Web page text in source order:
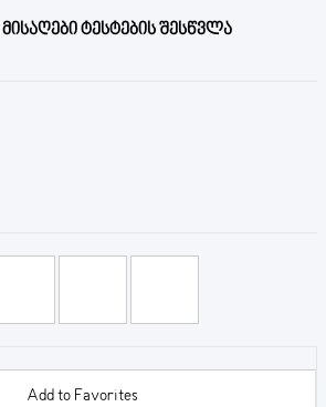
ტესტების შესწვლა
Add to Favorites